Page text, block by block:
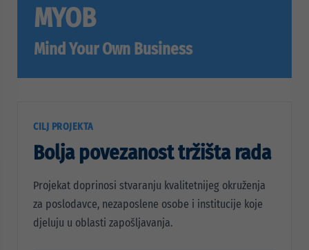
MYOB
Mind Your Own Business
CILJ PROJEKTA
Bolja povezanost tržišta rada
Projekat doprinosi stvaranju kvalitetnijeg okruženja
za poslodavce, nezaposlene osobe i institucije koje
djeluju u oblasti zapošljavanja.